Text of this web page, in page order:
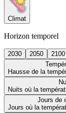
Climat
Horizon temporel
2030 2050
2100
Hausse de la
Nuits où la
Jours de
Jours où la